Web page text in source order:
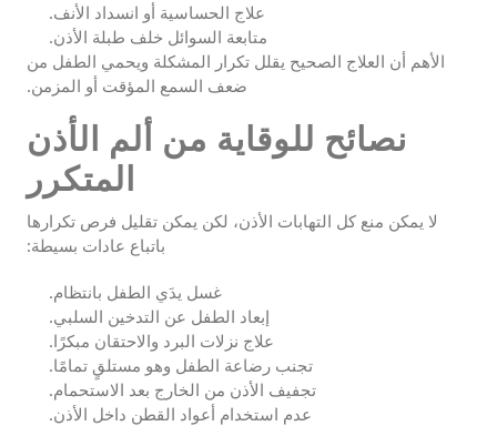
علاج الحساسية أو انسداد الأنف.
متابعة السوائل خلف طبلة الأذن.
الأهم أن العلاج الصحيح يقلل تكرار المشكلة ويحمي الطفل من
ضعف السمع المؤقت أو المزمن.
نصائح للوقاية من ألم الأذن
المتكرر
لا يمكن منع كل التهابات الأذن، لكن يمكن تقليل فرص تكرارها
باتباع عادات بسيطة:
غسل يدَي الطفل بانتظام.
إبعاد الطفل عن التدخين السلبي.
علاج نزلات البرد والاحتقان مبكرًا.
تجنب رضاعة الطفل وهو مستلقٍ تمامًا.
تجفيف الأذن من الخارج بعد الاستحمام.
عدم استخدام أعواد القطن داخل الأذن.